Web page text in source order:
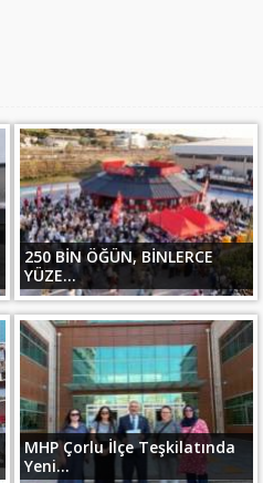
250 BİN ÖĞÜN, BİNLERCE
YÜZE...
MHP Çorlu İlçe Teşkilatında
Yeni...